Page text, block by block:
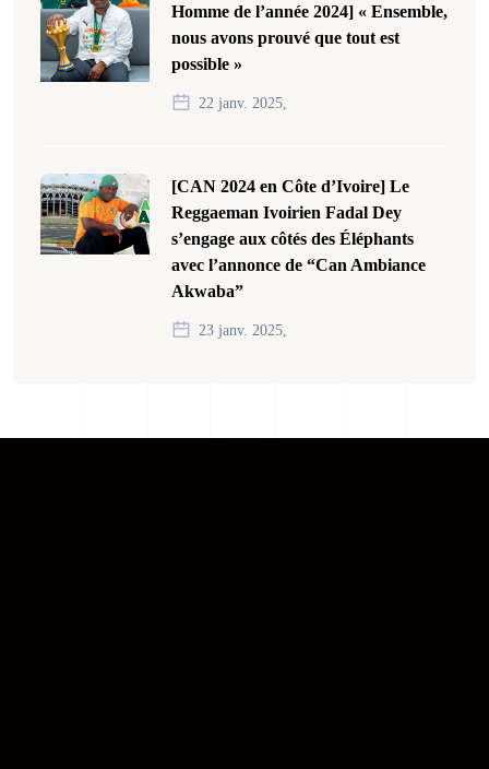
Homme de l’année 2024] « Ensemble,
nous avons prouvé que tout est
possible »
22 janv. 2025,
[CAN 2024 en Côte d’Ivoire] Le
Reggaeman Ivoirien Fadal Dey
s’engage aux côtés des Éléphants
avec l’annonce de “Can Ambiance
Akwaba”
23 janv. 2025,